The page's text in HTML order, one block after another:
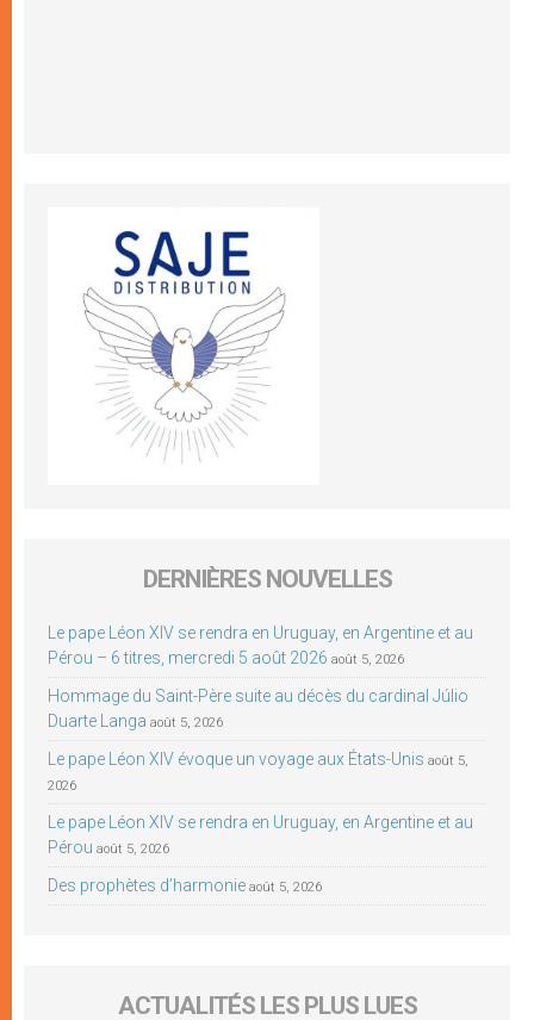
DERNIÈRES NOUVELLES
Le pape Léon XIV se rendra en Uruguay, en Argentine et au
Pérou – 6 titres, mercredi 5 août 2026 août 5, 2026
Hommage du Saint-Père suite au décès du cardinal Júlio
Duarte Langa août 5, 2026
Le pape Léon XIV évoque un voyage aux États-Unis août 5,
2026
Le pape Léon XIV se rendra en Uruguay, en Argentine et au
Pérou août 5, 2026
Des prophètes d’harmonie août 5, 2026
ACTUALITÉS LES PLUS LUES